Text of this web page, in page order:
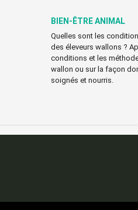
BIEN-ÊTRE ANIMAL
Quelles sont les
des éleveurs wallons ?
conditions et les
wallon ou sur la façon
soignés et nourris.